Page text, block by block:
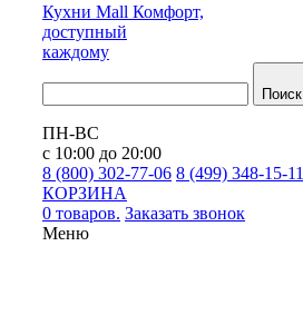
Кухни Mall Комфорт,
доступный
каждому
Поиск
ПН-ВС
с 10:00 до 20:00
8 (800) 302-77-06 8 (499) 348-15-11
КОРЗИНА
0 товаров. Заказать звонок
Меню